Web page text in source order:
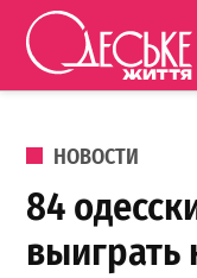
Перейти к
ОПУБЛИКОВАНО
НОВОСТИ
84
выиграть